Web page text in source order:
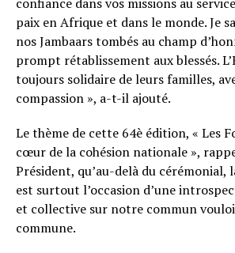
confiance dans vos missions au
paix en Afrique et dans le monde. Je
nos Jambaars tombés au champ
prompt rétablissement aux blessés.
toujours solidaire de leurs familles,
compassion », a-t-il ajouté.
Le thème de cette 64è édition, « Les
cœur de la cohésion nationale »,
Président, qu’au-delà du cérémonial,
est surtout l’occasion d’une
et collective sur notre commun
commune.